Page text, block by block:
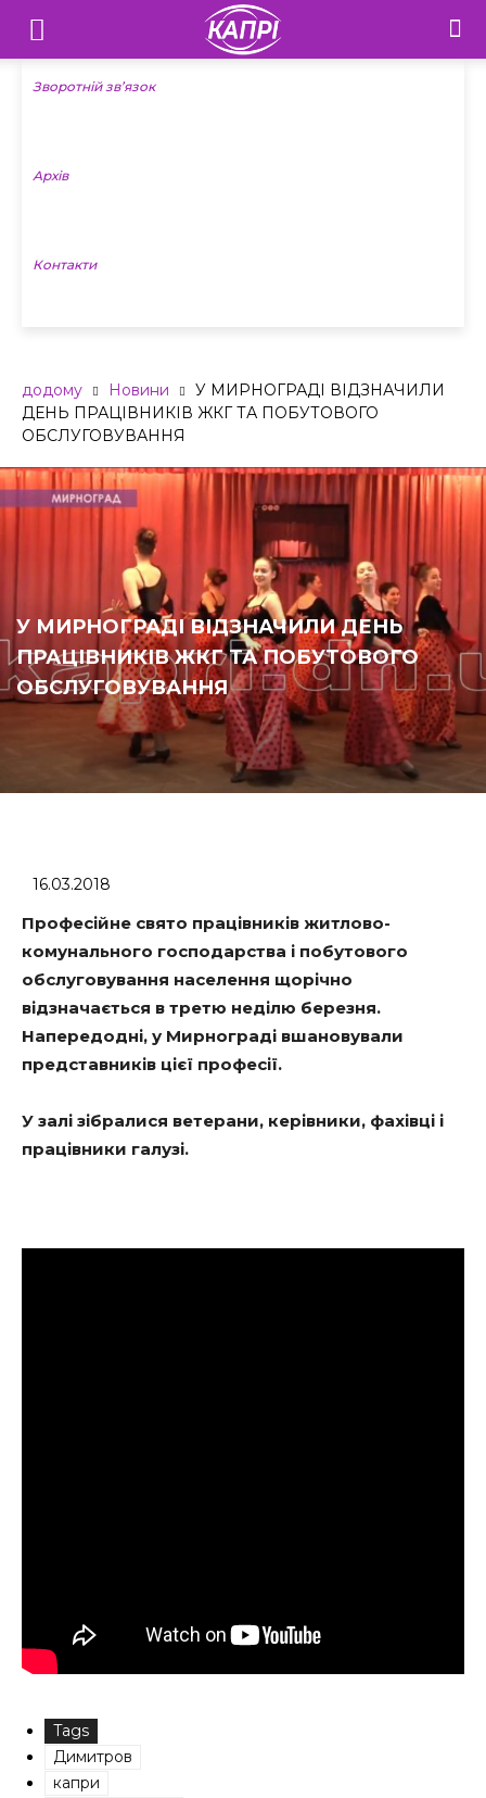
Телебачення
«Капрі»
Новини
Зворотній зв’язок
Архів
Контакти
додому Новини
У МИРНОГРАДІ ВІДЗНАЧИЛИ
ДЕНЬ ПРАЦІВНИКІВ ЖКГ ТА ПОБУТОВОГО
ОБСЛУГОВУВАННЯ
У МИРНОГРАДІ ВІДЗНАЧИЛИ ДЕНЬ
ПРАЦІВНИКІВ ЖКГ ТА ПОБУТОВОГО
ОБСЛУГОВУВАННЯ
16.03.2018
Професійне свято працівників житлово-
комунального господарства і побутового
обслуговування населення щорічно
відзначається в третю неділю березня.
Напередодні, у Мирнограді вшановували
представників цієї професії.
У залі зібралися ветерани, керівники, фахівці і
працівники галузі.
Tags
Димитров
капри